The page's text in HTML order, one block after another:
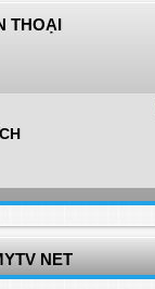
THOẠI
NET